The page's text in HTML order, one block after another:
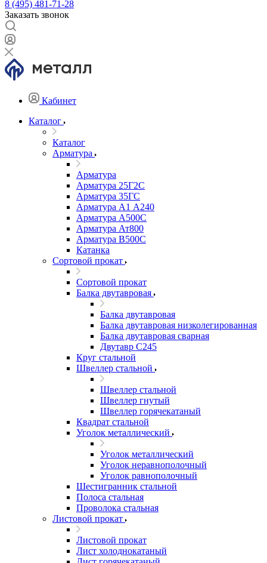
8 (495) 481-71-28
Заказать звонок
Кабинет
Каталог
Каталог
Арматура
Арматура
Арматура 25Г2С
Арматура 35ГС
Арматура А1 А240
Арматура А500С
Арматура Ат800
Арматура В500С
Катанка
Сортовой прокат
Сортовой прокат
Балка двутавровая
Балка двутавровая
Балка двутавровая низколегированная
Балка двутавровая сварная
Двутавр С245
Круг стальной
Швеллер стальной
Швеллер стальной
Швеллер гнутый
Швеллер горячекатаный
Квадрат стальной
Уголок металлический
Уголок металлический
Уголок неравнополочный
Уголок равнополочный
Шестигранник стальной
Полоса стальная
Проволока стальная
Листовой прокат
Листовой прокат
Лист холоднокатаный